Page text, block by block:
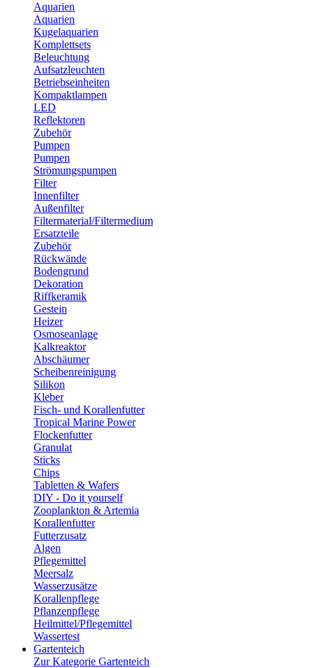
Aquarien
Aquarien
Kugelaquarien
Komplettsets
Beleuchtung
Aufsatzleuchten
Betriebseinheiten
Kompaktlampen
LED
Reflektoren
Zubehör
Pumpen
Pumpen
Strömungspumpen
Filter
Innenfilter
Außenfilter
Filtermaterial/Filtermedium
Ersatzteile
Zubehör
Rückwände
Bodengrund
Dekoration
Riffkeramik
Gestein
Heizer
Osmoseanlage
Kalkreaktor
Abschäumer
Scheibenreinigung
Silikon
Kleber
Fisch- und Korallenfutter
Tropical Marine Power
Flockenfutter
Granulat
Sticks
Chips
Tabletten & Wafers
DIY - Do it yourself
Zooplankton & Artemia
Korallenfutter
Futterzusatz
Algen
Pflegemittel
Meersalz
Wasserzusätze
Korallenpflege
Pflanzenpflege
Heilmittel/Pflegemittel
Wassertest
Gartenteich
Zur Kategorie Gartenteich